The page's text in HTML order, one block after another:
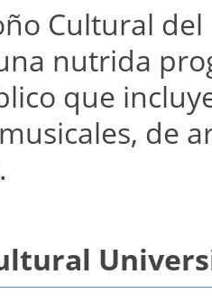
Cultural
nutrida
que
de